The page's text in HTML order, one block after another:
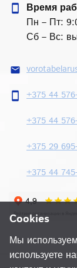
smartphone
Время
Пн – Пт:
Сб – Вс:
email
smartphone +375 44
+375 44
+375 29
+375 44
Cookies
Мы
используете